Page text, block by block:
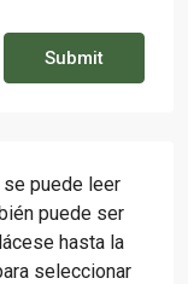
Submit
puede leer
puede ser
hasta la
seleccionar